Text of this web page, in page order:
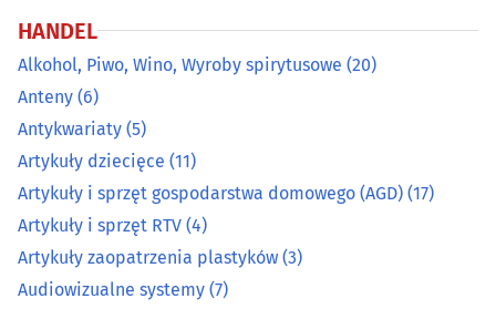
Chemia gospodarcza
Cukiernie, ciastkarnie, cukiernicze wyroby
Dekoracyjne artykuły (13)
Dewocjonalia, artykuły komunijne, do chrztu
HANDEL
Alkohol, Piwo, Wino, Wyroby spirytusowe (20)
Anteny (6)
Antykwariaty (5)
Artykuły dziecięce (11)
Artykuły i sprzęt gospodarstwa domowego (AGD) (17)
Artykuły i sprzęt RTV (4)
Artykuły zaopatrzenia plastyków (3)
Audiowizualne systemy (7)